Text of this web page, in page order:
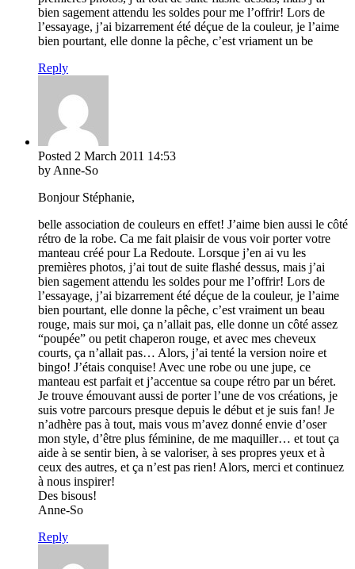
bien sagement attendu les soldes pour me l’offrir! Lors de
l’essayage, j’ai bizarrement été déçue de la couleur, je l’aime
bien pourtant, elle donne la pêche, c’est vriament un be
Reply
Posted 2 March 2011 14:53
by Anne-So
Bonjour Stéphanie,
belle association de couleurs en effet! J’aime bien aussi le côté
rétro de la robe. Ca me fait plaisir de vous voir porter votre
manteau créé pour La Redoute. Lorsque j’en ai vu les
premières photos, j’ai tout de suite flashé dessus, mais j’ai
bien sagement attendu les soldes pour me l’offrir! Lors de
l’essayage, j’ai bizarrement été déçue de la couleur, je l’aime
bien pourtant, elle donne la pêche, c’est vraiment un beau
rouge, mais sur moi, ça n’allait pas, elle donne un côté assez
“poupée” ou petit chaperon rouge, et avec mes cheveux
courts, ça n’allait pas… Alors, j’ai tenté la version noire et
bingo! J’étais conquise! Avec une robe ou une jupe, ce
manteau est parfait et j’accentue sa coupe rétro par un béret.
Je trouve émouvant aussi de porter l’une de vos créations, je
suis votre parcours presque depuis le début et je suis fan! Je
n’adhère pas à tout, mais vous m’avez donné envie d’oser
mon style, d’être plus féminine, de me maquiller… et tout ça
aide à se sentir bien, à se valoriser, à ses propres yeux et à
ceux des autres, et ça n’est pas rien! Alors, merci et continuez
à nous inspirer!
Des bisous!
Anne-So
Reply